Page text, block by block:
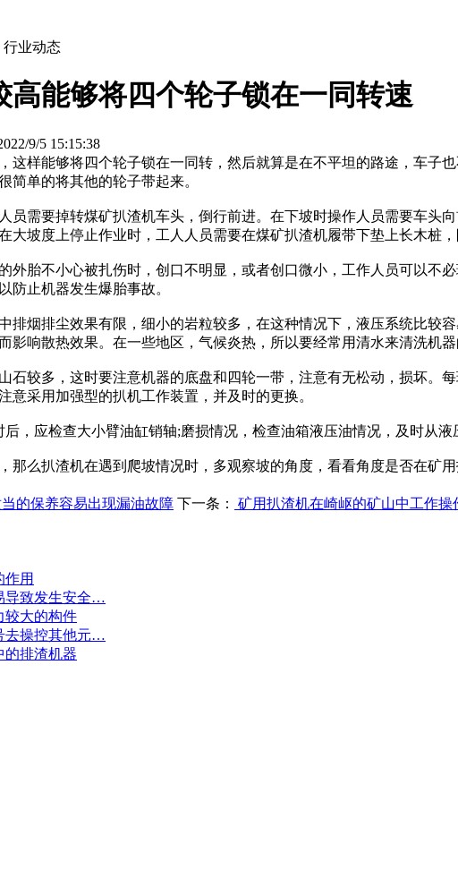
行业动态
高能够将四个轮子锁在一同转速
9/5 15:15:38
这样能够将四个轮子锁在一同转，然后就算是在不平坦的路途，车子
简单的将其他的轮子带起来。
员需要掉转煤矿扒渣机车头，倒行前进。在下坡时操作人员需要车头
大坡度上停止作业时，工人人员需要在煤矿扒渣机履带下垫上长木桩，
外胎不小心被扎伤时，创口不明显，或者创口微小，工作人员可以不
防止机器发生爆胎事故。
排烟排尘效果有限，细小的岩粒较多，在这种情况下，液压系统比较
影响散热效果。在一些地区，气候炎热，所以要经常用清水来清洗机器
石较多，这时要注意机器的底盘和四轮一带，注意有无松动，损坏。
意采用加强型的扒机工作装置，并及时的更换。
，应检查大小臂油缸销轴;磨损情况，检查油箱液压油情况，及时从液
那么扒渣机在遇到爬坡情况时，多观察坡的角度，看看角度是否在矿
的保养容易出现漏油故障 下一条： 矿用扒渣机在崎岖的矿山中工作操
作用
导致发生安全…
较大的构件
去操控其他元…
的排渣机器